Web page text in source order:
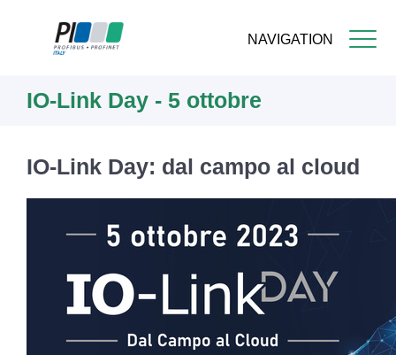
NAVIGATION
IO-Link Day - 5 ottobre
IO-Link Day: dal campo al cloud